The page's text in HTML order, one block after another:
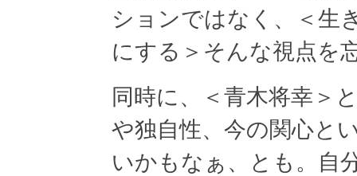
ションではなく、＜生
にする＞そんな視点を
同時に、＜青木将幸＞
や独自性、今の関心と
いかもなぁ、とも。自